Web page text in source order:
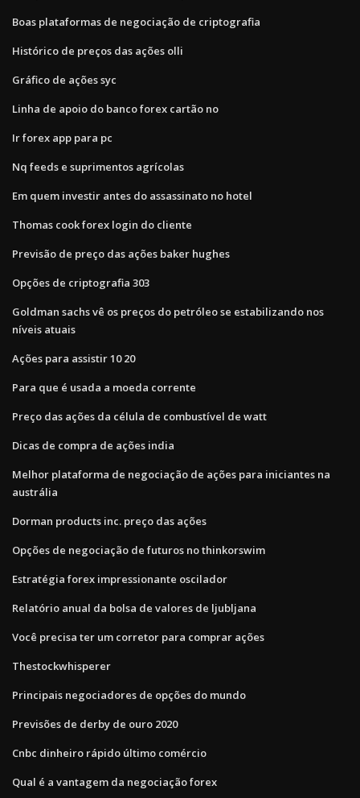
Boas plataformas de negociação de criptografia
Histórico de preços das ações olli
Gráfico de ações syc
Linha de apoio do banco forex cartão no
Ir forex app para pc
Nq feeds e suprimentos agrícolas
Em quem investir antes do assassinato no hotel
Thomas cook forex login do cliente
Previsão de preço das ações baker hughes
Opções de criptografia 303
Goldman sachs vê os preços do petróleo se estabilizando nos
níveis atuais
Ações para assistir 10 20
Para que é usada a moeda corrente
Preço das ações da célula de combustível de watt
Dicas de compra de ações india
Melhor plataforma de negociação de ações para iniciantes na
austrália
Dorman products inc. preço das ações
Opções de negociação de futuros no thinkorswim
Estratégia forex impressionante oscilador
Relatório anual da bolsa de valores de ljubljana
Você precisa ter um corretor para comprar ações
Thestockwhisperer
Principais negociadores de opções do mundo
Previsões de derby de ouro 2020
Cnbc dinheiro rápido último comércio
Qual é a vantagem da negociação forex